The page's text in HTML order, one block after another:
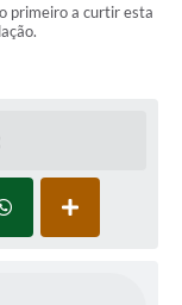
primeiro a curtir esta